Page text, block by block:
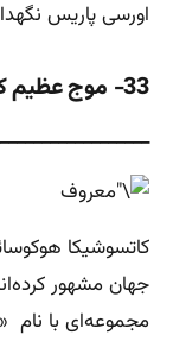
اورسی پاریس
33- موج عظیم کاناگاوا
کاتسوشیکا
جهان مشهور
مجموعه‌ای با